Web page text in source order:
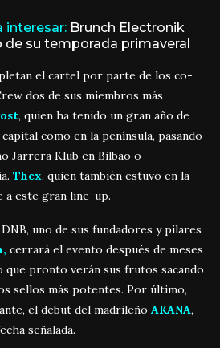
interesar: Brunch Electronik
de su temporada primaveral
el cartel por parte de los co-
dos de sus miembros más
, quien ha tenido un gran año de
como en la península, pasando
Jarrera Klub en Bilbao o
Thex, quien también estuvo en la
a este gran line-up.
uno de sus fundadores y pilares
cerrará el evento después de meses
que pronto verán sus frutos sacando
sellos más potentes. Por último,
el debut del madrileño AKANA,
señalada.